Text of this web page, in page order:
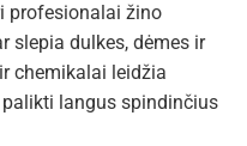
profesionalai žino
slepia dulkes, dėmes ir
chemikalai leidžia
langus spindinčius